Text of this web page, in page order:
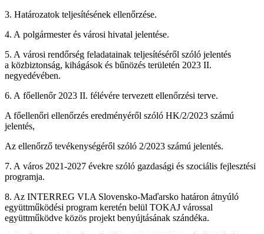
3. Határozatok teljesítésének ellenőrzése.
4. A polgármester és városi hivatal jelentése.
5. A városi rendőrség feladatainak teljesítéséről szóló jelentés
a közbiztonság, kihágások és bűnözés területén 2023 II.
negyedévében.
6. A főellenőr 2023 II. félévére tervezett ellenőrzési terve.
A főellenőri ellenőrzés eredményéről szóló HK/2/2023 számú
jelentés,
Az ellenőrző tevékenységéről szóló 2/2023 számú jelentés.
7. A város 2021-2027 évekre szóló gazdasági és szociális fejlesztési
programja.
8. Az INTERREG VI.A Slovensko-Maďarsko határon átnyúló
együttműködési program keretén belül TOKAJ várossal
együttműködve közös projekt benyújtásának szándéka.